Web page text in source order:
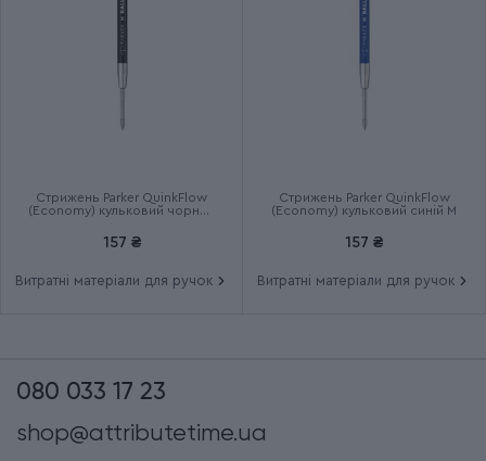
Стрижень Parker QuinkFlow
(Economy) кульковий чорний
157 ₴
Витратні матеріали для ручок
Стрижень Parker QuinkFlow
(Economy) кульковий синій M
157 ₴
Витратні матеріали для ручок
080 033 17 23
shop@attributetime.ua